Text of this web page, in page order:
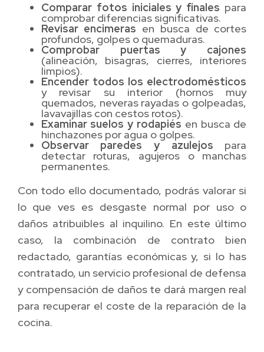
Comparar fotos iniciales y finales para
comprobar diferencias significativas.
Revisar encimeras en busca de cortes
profundos, golpes o quemaduras.
Comprobar puertas y cajones
(alineación, bisagras, cierres, interiores
limpios).
Encender todos los electrodomésticos
y revisar su interior (hornos muy
quemados, neveras rayadas o golpeadas,
lavavajillas con cestos rotos).
Examinar suelos y rodapiés en busca de
hinchazones por agua o golpes.
Observar paredes y azulejos para
detectar roturas, agujeros o manchas
permanentes.
Con todo ello documentado, podrás valorar si
lo que ves es desgaste normal por uso o
daños atribuibles al inquilino. En este último
caso, la combinación de contrato bien
redactado, garantías económicas y, si lo has
contratado, un servicio profesional de defensa
y compensación de daños te dará margen real
para recuperar el coste de la reparación de la
cocina.